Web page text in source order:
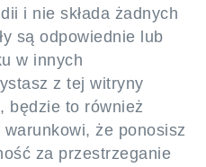
i nie składa żadnych
są odpowiednie lub
w innych
z tej witryny
będzie to również
że ponosisz
za przestrzeganie